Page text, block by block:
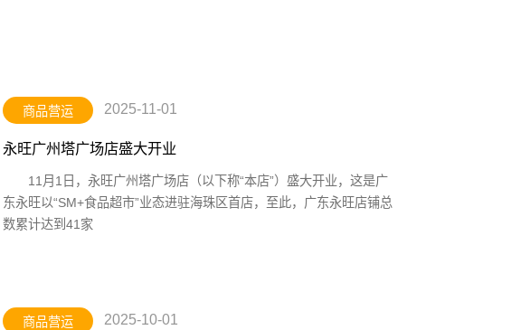
商品营运 2025-11-01
永旺广州塔广场店盛大开业
11月1日，永旺广州塔广场店（以下称“本店”）盛大开业，这是广
东永旺以“SM+食品超市”业态进驻海珠区首店，至此，广东永旺店铺总
数累计达到41家
商品营运 2025-10-01